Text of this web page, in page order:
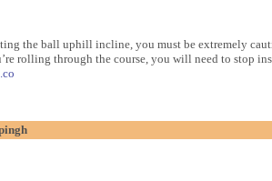
the ball uphill incline, you must be extremely
rolling through the course, you will need to stop